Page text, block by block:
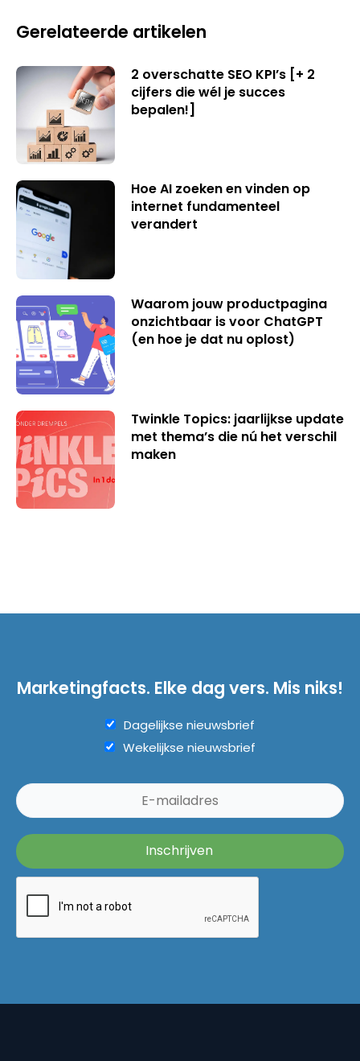
Gerelateerde artikelen
2 overschatte SEO KPI’s [+ 2
cijfers die wél je succes
bepalen!]
Hoe AI zoeken en vinden op
internet fundamenteel
verandert
Waarom jouw productpagina
onzichtbaar is voor ChatGPT
(en hoe je dat nu oplost)
Twinkle Topics: jaarlijkse update
met thema’s die nú het verschil
maken
Marketingfacts. Elke dag vers. Mis niks!
Dagelijkse nieuwsbrief
Wekelijkse nieuwsbrief